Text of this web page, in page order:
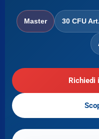
Master 30 CFU
Richiedi